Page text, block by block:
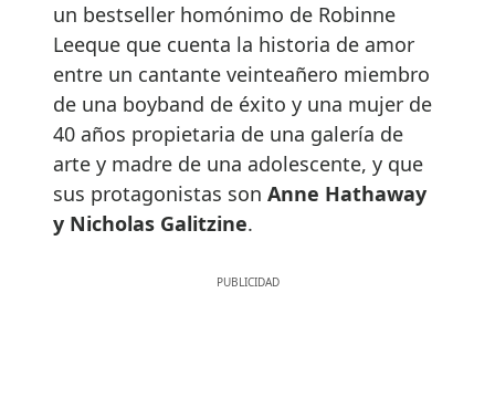
un bestseller homónimo de Robinne
Leeque que cuenta la historia de amor
entre un cantante veinteañero miembro
de una boyband de éxito y una mujer de
40 años propietaria de una galería de
arte y madre de una adolescente, y que
sus protagonistas son Anne Hathaway
y Nicholas Galitzine.